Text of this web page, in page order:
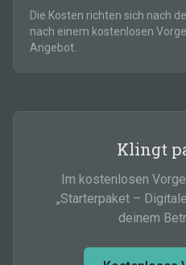
Die Kosten richten sich nach
nach einem kostenlosen
Angebot.
Klingt
Im kostenlosen
„Starterpaket –
deinem